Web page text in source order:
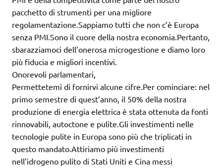
pacchetto di strumenti per una migliore
regolamentazione.Sappiamo tutti che non c’è Europa
senza PMI.Sono il cuore della nostra economia.Pertanto,
sbarazziamoci dell’onerosa microgestione e diamo loro
più fiducia e migliori incentivi.
Onorevoli parlamentari,
Permettetemi di fornirvi alcune cifre.Per cominciare: nel
primo semestre di quest’anno, il 50% della nostra
produzione di energia elettrica è stata ottenuta da fonti
rinnovabili, autoctone e pulite.Gli investimenti nelle
tecnologie pulite in Europa sono più che triplicati in
questo mandato.Attiriamo più investimenti
nell’idrogeno pulito di Stati Uniti e Cina messi